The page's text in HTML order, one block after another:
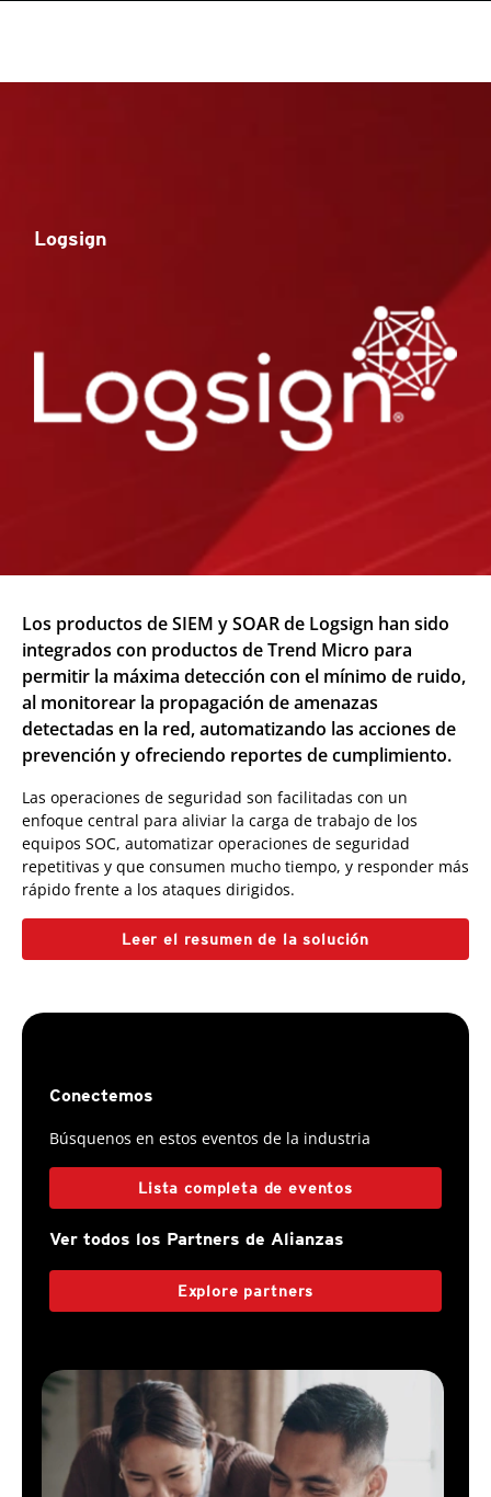
Logsign
Los productos de SIEM y SOAR de Logsign han sido
integrados con productos de Trend Micro para
permitir la máxima detección con el mínimo de ruido,
al monitorear la propagación de amenazas
detectadas en la red, automatizando las acciones de
prevención y ofreciendo reportes de cumplimiento.
Las operaciones de seguridad son facilitadas con un
enfoque central para aliviar la carga de trabajo de los
equipos SOC, automatizar operaciones de seguridad
repetitivas y que consumen mucho tiempo, y responder más
rápido frente a los ataques dirigidos.
Leer el resumen de la solución
Conectemos
Búsquenos en estos eventos de la industria
Lista completa de eventos
Ver todos los Partners de Alianzas
Explore partners